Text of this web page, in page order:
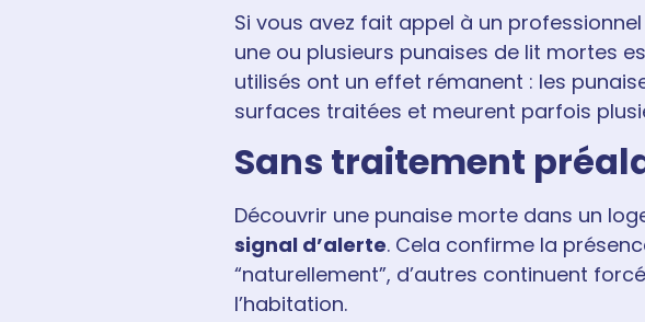
Si vous avez fait appel à un
une ou plusieurs punaises de lit mortes
utilisés ont un effet rémanent : les
surfaces traitées et meurent parfois
Sans traitement
Découvrir une punaise morte dans un
signal d’alerte. Cela confirme la
“naturellement”, d’autres continuent
l’habitation.